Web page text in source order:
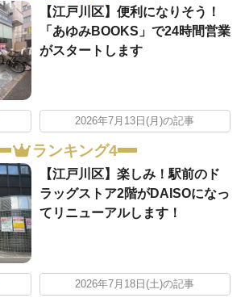
【江戸川区】便利になりそう！
「あゆみBOOKS」で24時間営業
がスタートします
2026年7月13日(月)の記事
ランキング4
【江戸川区】楽しみ！駅前のド
ラッグストア2階がDAISOになっ
てリニューアルします！
2026年7月18日(土)の記事